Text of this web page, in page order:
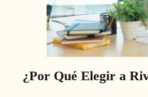
¿Por Qué Elegir a